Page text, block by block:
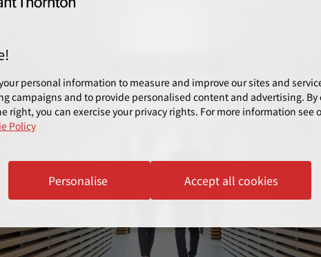
personal information to measure and improve our sites and
campaigns and to provide personalised content and advertising.
right, you can exercise your privacy rights. For more information see
Policy
Accept all cookies
Personalise